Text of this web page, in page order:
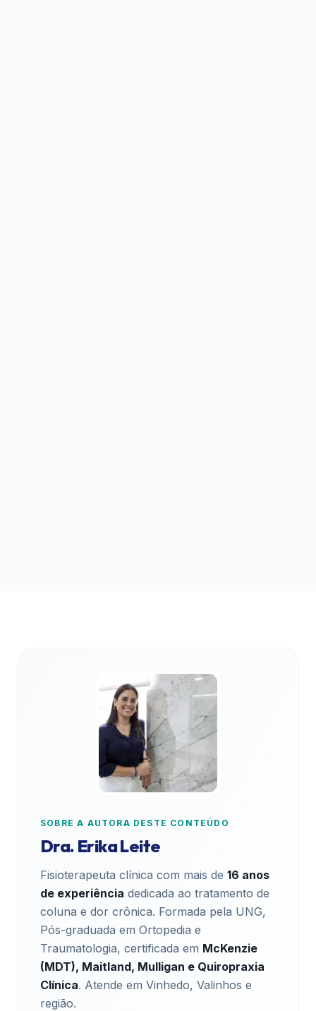
SOBRE A AUTORA DESTE CONTEÚDO
Dra. Erika Leite
Fisioterapeuta clínica com mais de 16 anos
de experiência dedicada ao tratamento de
coluna e dor crônica. Formada pela UNG,
Pós-graduada em Ortopedia e
Traumatologia, certificada em McKenzie
(MDT), Maitland, Mulligan e Quiropraxia
Clínica. Atende em Vinhedo, Valinhos e
região.